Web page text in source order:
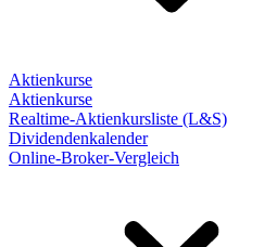
Aktienkurse
Aktienkurse
Realtime-Aktienkursliste (L&S)
Dividendenkalender
Online-Broker-Vergleich